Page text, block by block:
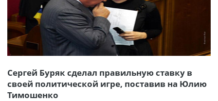
Сергей Буряк сделал правильную ставку в
своей политической игре, поставив на Юлию
Тимошенко